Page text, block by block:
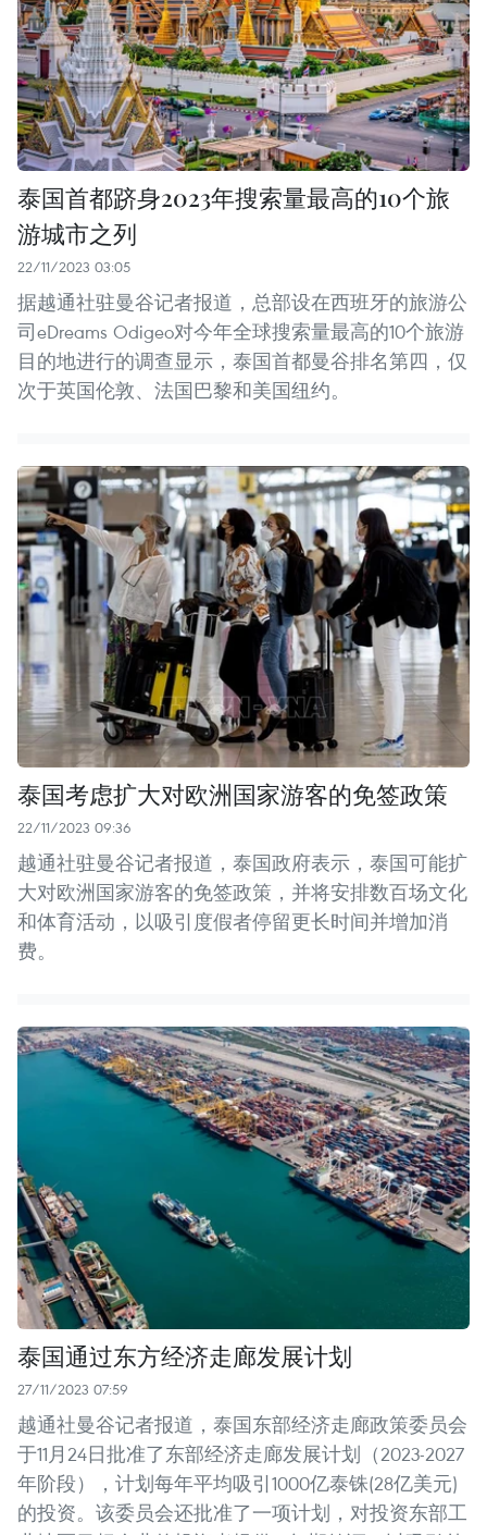
泰国首都跻身2023年搜索量最高的10个旅
游城市之列
22/11/2023 03:05
据越通社驻曼谷记者报道，总部设在西班牙的旅游公
司eDreams Odigeo对今年全球搜索量最高的10个旅游
目的地进行的调查显示，泰国首都曼谷排名第四，仅
次于英国伦敦、法国巴黎和美国纽约。
泰国考虑扩大对欧洲国家游客的免签政策
22/11/2023 09:36
越通社驻曼谷记者报道，泰国政府表示，泰国可能扩
大对欧洲国家游客的免签政策，并将安排数百场文化
和体育活动，以吸引度假者停留更长时间并增加消
费。
泰国通过东方经济走廊发展计划
27/11/2023 07:59
越通社曼谷记者报道，泰国东部经济走廊政策委员会
于11月24日批准了东部经济走廊发展计划（2023-2027
年阶段），计划每年平均吸引1000亿泰铢(28亿美元)
的投资。该委员会还批准了一项计划，对投资东部工